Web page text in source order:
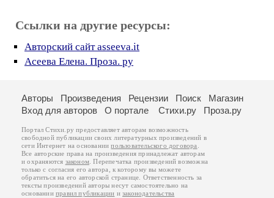
Ссылки на другие ресурсы:
Авторский сайт asseeva.it
Асеева Елена. Проза. ру
Авторы Произведения Рецензии Поиск
Магазин
Вход для авторов
О портале Стихи.ру Проза.ру
Портал Стихи.ру предоставляет авторам возможность
свободной публикации своих литературных произведений в
сети Интернет на основаниипользовательского договора
Все авторские права на произведения принадлежат авторам
и охраняются законом . Перепечатка произведений возможна
только с согласия его автора, к которому вы можете
обратиться на его авторской странице. Ответственность за
тексты произведений авторы несут самостоятельно на
основанииправил публикации изаконодательства